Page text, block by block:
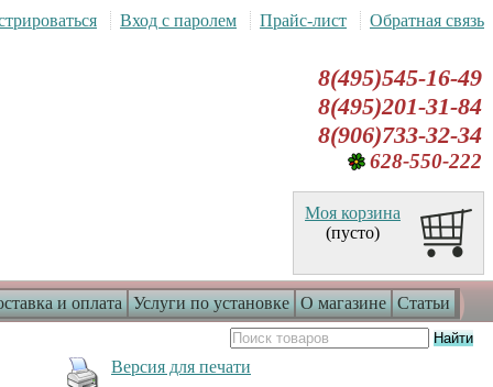
и оплата Услуги по установке О магазине Статьи
Вход с паролем Прайс-лист Обратная связь
8(495)545-16-49
8(495)201-31-84
8(906)733-32-34
628-550-222
Моя корзина
(пусто)
Версия для печати